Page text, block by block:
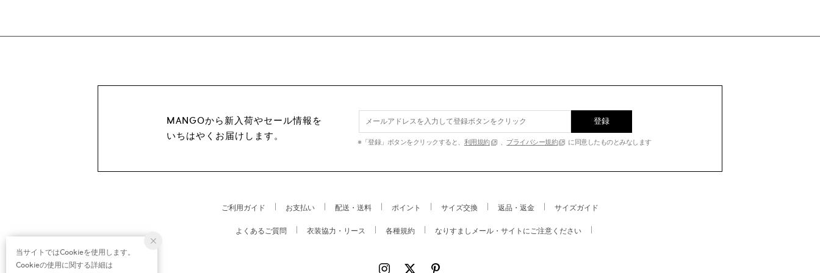
MANGOから新入荷やセール情報を
いちはやくお届けします。
登録
※「登録」ボタンをクリックすると、 利用規約 、 プライバシー規約 に同意したものとみなします
ご利用ガイド お支払い 配送・送料 ポイント サイズ交換 返品・返金 サイズガイド
よくあるご質問 衣装協力・リース 各種規約 なりすましメール・サイトにご注意ください
当サイトではCookieを使用します。
Cookieの使用に関する詳細は